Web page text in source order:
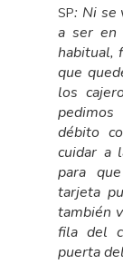
SP: Ni se
a ser en
habitual,
que
los
débito
cuidar a
para
tarjeta
también
fila del
puerta